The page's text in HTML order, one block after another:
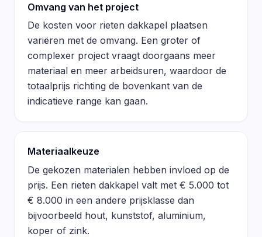
Omvang van het project
De kosten voor rieten dakkapel plaatsen
variëren met de omvang. Een groter of
complexer project vraagt doorgaans meer
materiaal en meer arbeidsuren, waardoor de
totaalprijs richting de bovenkant van de
indicatieve range kan gaan.
Materiaalkeuze
De gekozen materialen hebben invloed op de
prijs. Een rieten dakkapel valt met € 5.000 tot
€ 8.000 in een andere prijsklasse dan
bijvoorbeeld hout, kunststof, aluminium,
koper of zink.